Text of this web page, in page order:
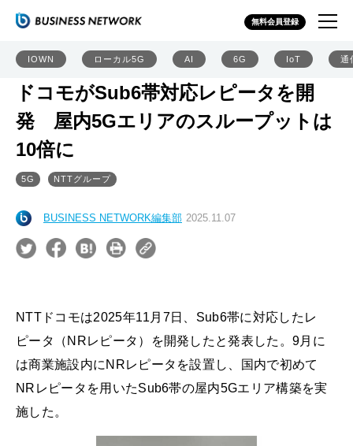
無料会員登録
IOWN ローカル5G AI 6G IoT 通
ドコモがSub6帯対応レピータを開
発 屋内5Gエリアのスループットは
10倍に
5G NTTグループ
BUSINESS NETWORK編集部 2025.11.07
NTTドコモは2025年11月7日、Sub6帯に対応したレ
ピータ（NRレピータ）を開発したと発表した。9月に
は商業施設内にNRレピータを設置し、国内で初めて
NRレピータを用いたSub6帯の屋内5Gエリア構築を実
施した。